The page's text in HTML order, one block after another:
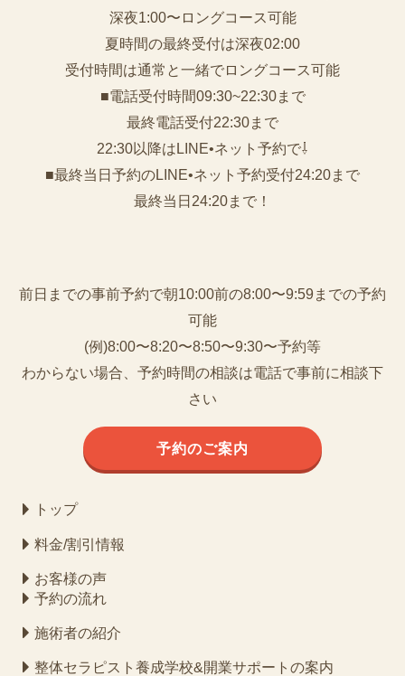
深夜1:00〜ロングコース可能
夏時間の最終受付は深夜02:00
受付時間は通常と一緒でロングコース可能
■電話受付時間09:30~22:30まで
️最終電話受付22:30まで
22:30以降はLINE•ネット予約で⇩
■最終当日予約のLINE•ネット予約受付24:20まで
最終当日24:20まで！
前日までの事前予約で朝10:00前の8:00〜9:59までの予約
可能
(例)8:00〜8:20〜8:50〜9:30〜予約等
わからない場合、予約時間の相談は電話で事前に相談下
さい
予約のご案内
トップ
料金/割引情報
お客様の声
予約の流れ
施術者の紹介
整体セラピスト養成学校&開業サポートの案内